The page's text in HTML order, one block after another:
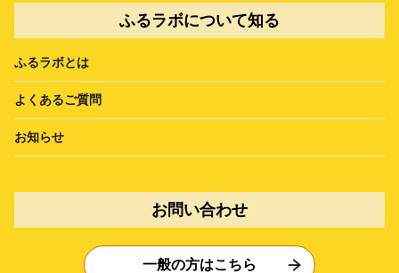
ふるラボについて知る
ふるラボとは
よくあるご質問
お知らせ
お問い合わせ
一般の方はこちら